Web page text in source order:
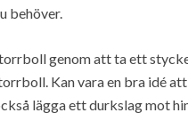
behöver.
genom att ta ett
Kan vara en bra idé
lägga ett durkslag mot